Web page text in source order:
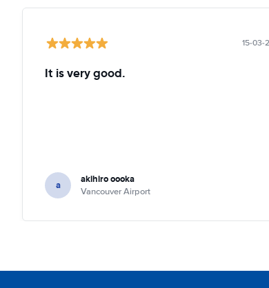
15-03-
It is very good.
a akihiro oooka
Vancouver Airport